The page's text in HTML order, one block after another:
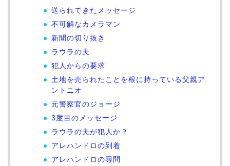
送られてきたメッセージ
不可解なカメラマン
新聞の切り抜き
ラウラの夫
犯人からの要求
土地を売られたことを根に持っている父親ア
ントニオ
元警察官のジョージ
3度目のメッセージ
ラウラの夫が犯人か？
アレハンドロの到着
アレハンドロの尋問